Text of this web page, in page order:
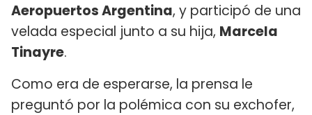
Aeropuertos Argentina, y participó de una
velada especial junto a su hija, Marcela
Tinayre.
Como era de esperarse, la prensa le
preguntó por la polémica con su exchofer,